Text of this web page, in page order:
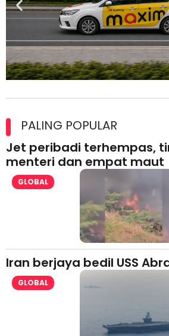
lesen separuh pertama 2026
PALING POPULAR
Jet peribadi terhempas,
menteri dan empat maut
GLOBAL
Iran berjaya bedil USS
GLOBAL